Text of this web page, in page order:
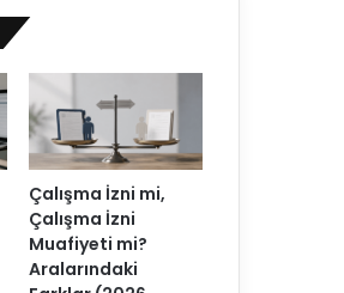
Çalışma İzni mi,
Çalışma İzni
Muafiyeti mi?
Aralarındaki